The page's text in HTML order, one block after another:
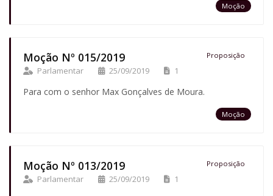
Moção
Moção Nº 015/2019 Proposição
Parlamentar 25/09/2019 1
Para com o senhor Max Gonçalves de Moura.
Moção
Moção Nº 013/2019 Proposição
Parlamentar 25/09/2019 1